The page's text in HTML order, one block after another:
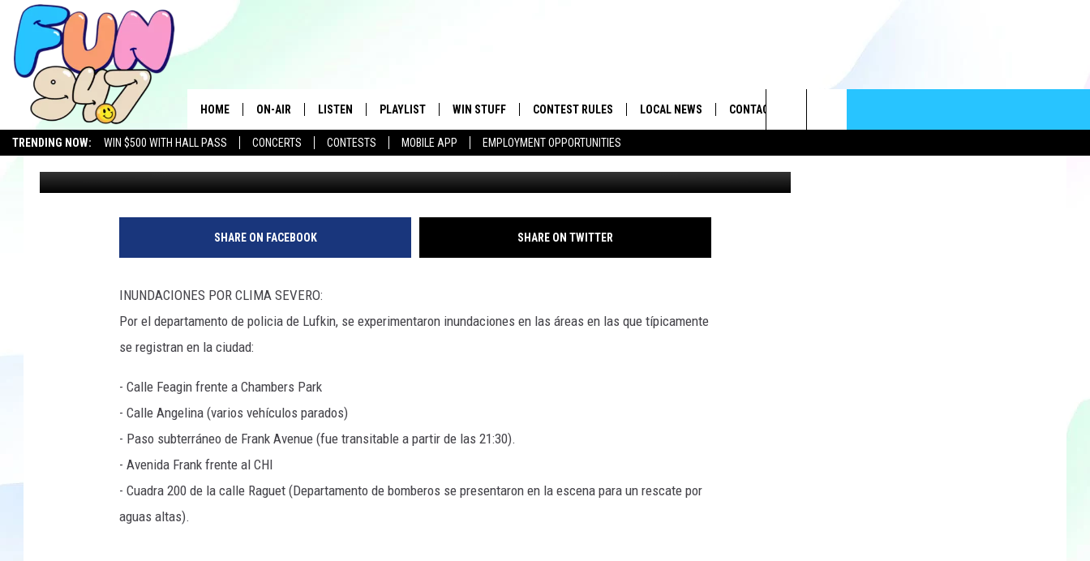
TRENDING NOW: WIN $500 WITH HALL PASS CONCERTS CONTESTS MOBILE APP EMPLOYMENT OPPORTUNITIES
HOME ON-AIR LISTEN
MOBILE APP
PLAYLIST
RECENTLY PLAYED
WIN STUFF
GET OUR NEWSLETTER
CONTEST RULES LOCAL NEWS CONTACT
SEND FEEDBACK
Search
The
QUE PASÓ ANOCHE POR LA TORMENTA
Oscar Chavez Published: March 15, 2022
SHARE ON FACEBOOK SHARE ON TWITTER
INUNDACIONES POR CLIMA SEVERO:
Por el departamento de policia de Lufkin, se experimentaron inundaciones en las áreas en las que típicamente
se registran en la ciudad:
- Calle Feagin frente a Chambers Park
- Calle Angelina (varios vehículos parados)
- Paso subterráneo de Frank Avenue (fue transitable a partir de las 21:30).
- Avenida Frank frente al CHI
- Cuadra 200 de la calle Raguet (Departamento de bomberos se presentaron en la escena para un rescate por
aguas altas).